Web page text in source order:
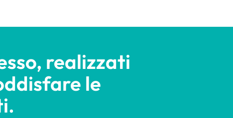
realizzati
le